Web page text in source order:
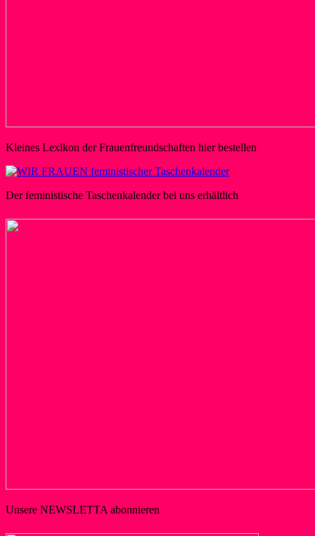
Kleines Lexikon der Frauenfreundschaften hier bestellen
Der feministische Taschenkalender bei uns erhältlich
Unsere NEWSLETTA abonnieren